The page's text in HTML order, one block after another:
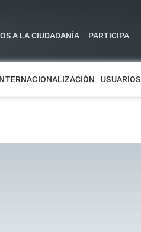
A LA CIUDADANÍA PARTICIPA
USUARIOS